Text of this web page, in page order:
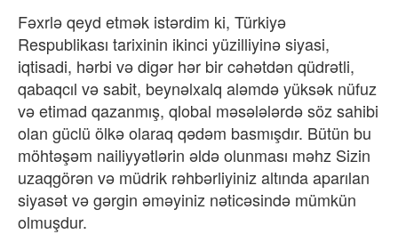
Fəxrlə qeyd etmək istərdim ki, Türkiyə
Respublikası tarixinin ikinci yüzilliyinə siyasi,
iqtisadi, hərbi və digər hər bir cəhətdən qüdrətli,
qabaqcıl və sabit, beynəlxalq aləmdə yüksək nüfuz
və etimad qazanmış, qlobal məsələlərdə söz sahibi
olan güclü ölkə olaraq qədəm basmışdır. Bütün bu
möhtəşəm nailiyyətlərin əldə olunması məhz Sizin
uzaqgörən və müdrik rəhbərliyiniz altında aparılan
siyasət və gərgin əməyiniz nəticəsində mümkün
olmuşdur.